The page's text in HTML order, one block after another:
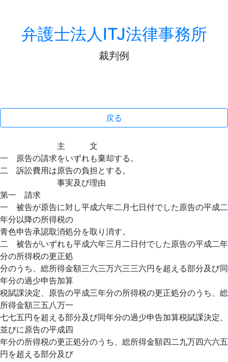
弁護士法人ITJ法律事務所
裁判例
戻る
主 文
一 原告の請求をいずれも棄却する。
二 訴訟費用は原告の負担とする。
事実及び理由
第一 請求
一 被告が原告に対し平成六年二月七日付でした原告の平成二
年分以降の所得税の
青色申告承認取消処分を取り消す。
二 被告がいずれも平成六年三月二日付でした原告の平成二年
分の所得税の更正処
分のうち、総所得金額三六三万六三三六円を超える部分及び同
年分の過少申告加算
税賦課決定、原告の平成三年分の所得税の更正処分のうち、総
所得金額三五八万一
七七五円を超える部分及び同年分の過少申告加算税賦課決定、
並びに原告の平成四
年分の所得税の更正処分のうち、総所得金額四二九万四六六五
円を超える部分及び